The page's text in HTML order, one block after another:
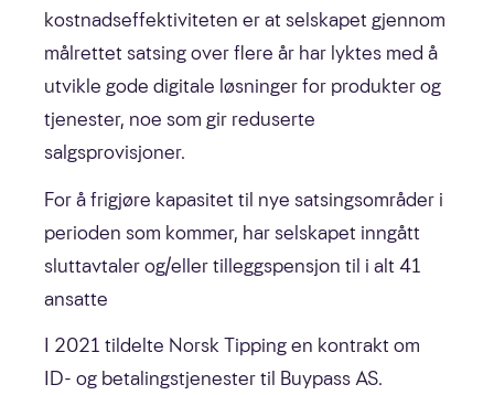
kostnadseffektiviteten er at selskapet gjennom
målrettet satsing over flere år har lyktes med å
utvikle gode digitale løsninger for produkter og
tjenester, noe som gir reduserte
salgsprovisjoner.
For å frigjøre kapasitet til nye satsingsområder i
perioden som kommer, har selskapet inngått
sluttavtaler og/eller tilleggspensjon til i alt 41
ansatte
I 2021 tildelte Norsk Tipping en kontrakt om
ID- og betalingstjenester til Buypass AS.